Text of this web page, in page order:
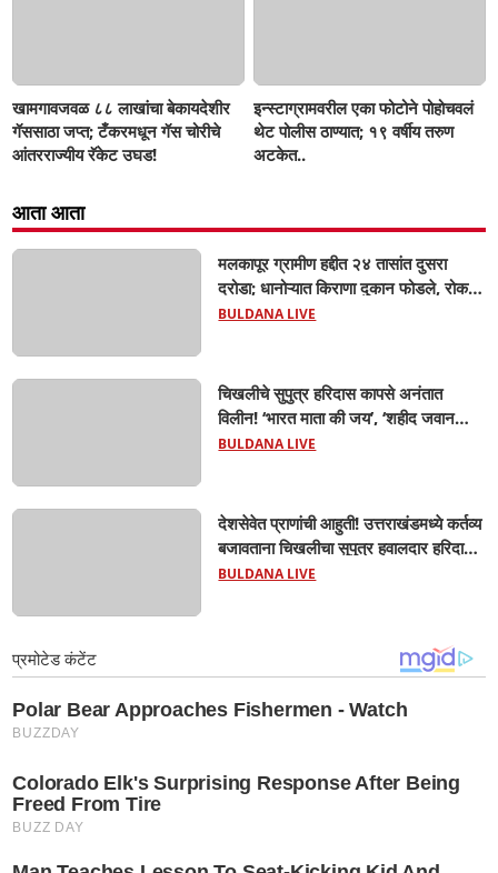
खामगावजवळ ८८ लाखांचा बेकायदेशीर
गॅससाठा जप्त; टँकरमधून गॅस चोरीचे
आंतरराज्यीय रॅकेट उघड!
इन्स्टाग्रामवरील एका फोटोने पोहोचवलं
थेट पोलीस ठाण्यात; १९ वर्षीय तरुण
अटकेत..
आता आता
मलकापूर ग्रामीण हद्दीत २४ तासांत दुसरा
दरोडा; धानोऱ्यात किराणा दुकान फोडले, रोकड
लंपास...
BULDANA LIVE
चिखलीचे सुपुत्र हरिदास कापसे अनंतात
विलीन! ‘भारत माता की जय’, ‘शहीद जवान
अमर रहे’च्या घोषणांनी आसमंत दुमदुमला;
उसळला...
BULDANA LIVE
देशसेवेत प्राणांची आहुती! उत्तराखंडमध्ये कर्तव्य
बजावताना चिखलीचा सुपुत्र हवालदार हरिदास
कापसेंचा मृत्यू; मुलीच्या वाढदिवशी ऑनलाइन
BULDANA LIVE